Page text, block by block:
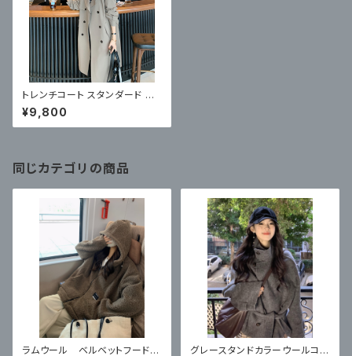
トレンチコート スタンダード ミ
ディ丈 きれいめカジュアル
¥9,800
同じカテゴリの商品
ラムウール ベルベットフード付
グレースタンドカラーウールコー